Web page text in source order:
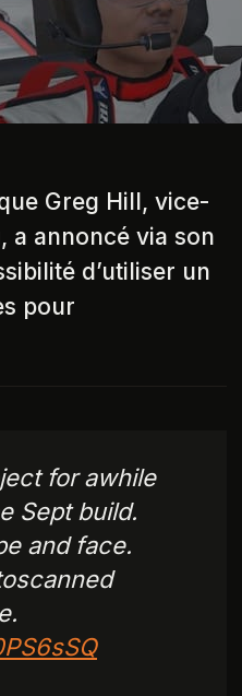
Greg Hill, vice-
a annoncé via son
d’utiliser un
pour
for awhile
Sept build.
and face.